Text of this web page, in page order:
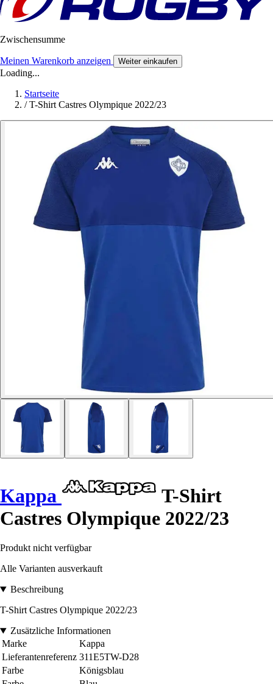
Zwischensumme
Meinen Warenkorb anzeigen Weiter einkaufen
Loading...
Startseite
/ T-Shirt Castres Olympique 2022/23
Kappa
T-Shirt
Castres Olympique 2022/23
Produkt nicht verfügbar
Alle Varianten ausverkauft
Beschreibung
T-Shirt Castres Olympique 2022/23
Zusätzliche Informationen
Marke
Kappa
Lieferantenreferenz 311E5TW-D28
Farbe
Königsblau